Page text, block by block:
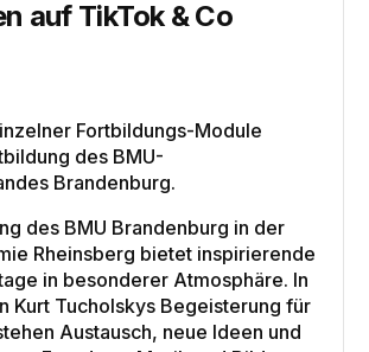
auf TikTok & Co
Fortbildungs-Module
des BMU-
Brandenburg.
des BMU Brandenburg in der
Rheinsberg bietet inspirierende
in besonderer Atmosphäre. In
Kurt Tucholskys Begeisterung für
Austausch, neue Ideen und